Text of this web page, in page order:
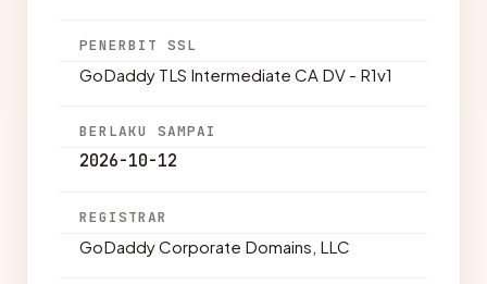
PENERBIT SSL
GoDaddy TLS Intermediate CA DV - R1v1
BERLAKU SAMPAI
2026-10-12
REGISTRAR
GoDaddy Corporate Domains, LLC